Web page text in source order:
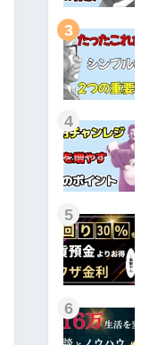
3
4
5
6